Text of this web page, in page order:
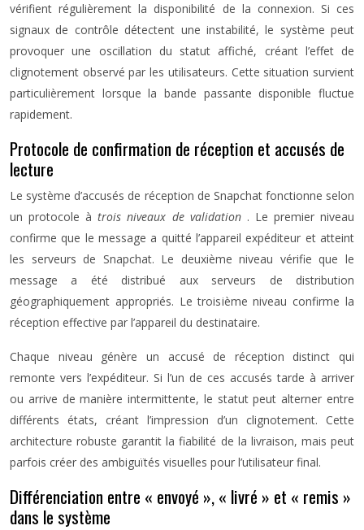
vérifient régulièrement la disponibilité de la connexion. Si ces
signaux de contrôle détectent une instabilité, le système peut
provoquer une oscillation du statut affiché, créant l’effet de
clignotement observé par les utilisateurs. Cette situation survient
particulièrement lorsque la bande passante disponible fluctue
rapidement.
Protocole de confirmation de réception et accusés de
lecture
Le système d’accusés de réception de Snapchat fonctionne selon
un protocole àtrois niveaux de validation . Le premier niveau
confirme que le message a quitté l’appareil expéditeur et atteint
les serveurs de Snapchat. Le deuxième niveau vérifie que le
message a été distribué aux serveurs de distribution
géographiquement appropriés. Le troisième niveau confirme la
réception effective par l’appareil du destinataire.
Chaque niveau génère un accusé de réception distinct qui
remonte vers l’expéditeur. Si l’un de ces accusés tarde à arriver
ou arrive de manière intermittente, le statut peut alterner entre
différents états, créant l’impression d’un clignotement. Cette
architecture robuste garantit la fiabilité de la livraison, mais peut
parfois créer des ambiguïtés visuelles pour l’utilisateur final.
Différenciation entre « envoyé », « livré » et « remis »
dans le système